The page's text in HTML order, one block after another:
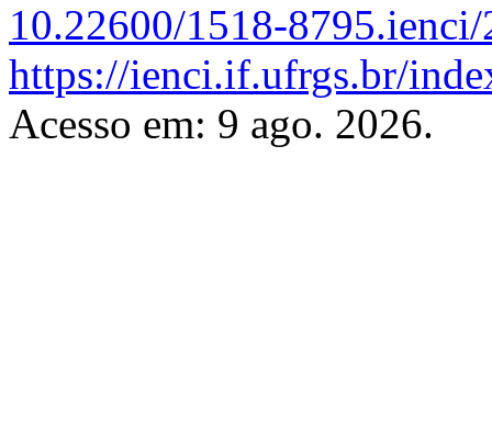
10.22600/1518-
https://ienci.if.ufrgs.br/
Acesso em: 9 ago. 2026.